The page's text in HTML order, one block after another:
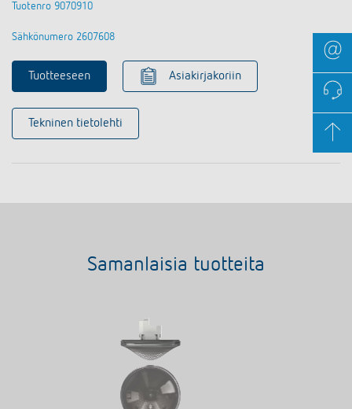
Tuotenro 9070910
Sähkönumero 2607608
Tuotteeseen Asiakirjakoriin
Tekninen tietolehti
Samanlaisia tuotteita